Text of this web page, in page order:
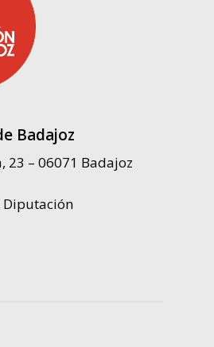
Badajoz
23 – 06071 Badajoz
Diputación